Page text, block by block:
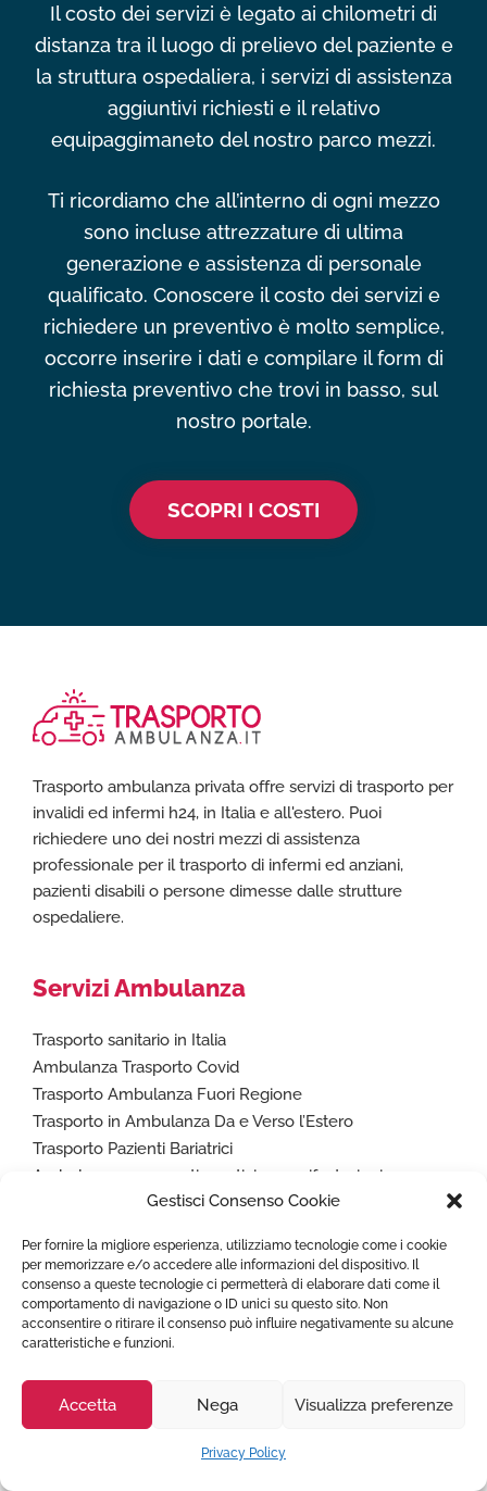
Gestisci Consenso Cookie
Per fornire la migliore esperienza, utilizziamo tecnologie come i cookie
per memorizzare e/o accedere alle informazioni del dispositivo. Il
consenso a queste tecnologie ci permetterà di elaborare dati come il
comportamento di navigazione o ID unici su questo sito. Non
acconsentire o ritirare il consenso può influire negativamente su alcune
caratteristiche e funzioni.
Accetta Nega Visualizza preferenze
Privacy Policy
Il costo dei servizi è legato ai chilometri di
distanza tra il luogo di prelievo del paziente e
la struttura ospedaliera, i servizi di assistenza
aggiuntivi richiesti e il relativo
equipaggimaneto del nostro parco mezzi.
Ti ricordiamo che all’interno di ogni mezzo
sono incluse attrezzature di ultima
generazione e assistenza di personale
qualificato. Conoscere il costo dei servizi e
richiedere un preventivo è molto semplice,
occorre inserire i dati e compilare il form di
richiesta preventivo che trovi in basso, sul
nostro portale.
SCOPRI I COSTI
Trasporto ambulanza privata offre servizi di trasporto per
invalidi ed infermi h24, in Italia e all'estero. Puoi
richiedere uno dei nostri mezzi di assistenza
professionale per il trasporto di infermi ed anziani,
pazienti disabili o persone dimesse dalle strutture
ospedaliere.
Servizi Ambulanza
Trasporto sanitario in Italia
Ambulanza Trasporto Covid
Trasporto Ambulanza Fuori Regione
Trasporto in Ambulanza Da e Verso l’Estero
Trasporto Pazienti Bariatrici
Ambulanze per eventi sportivi e manifestazioni
Rimpatrio Sanitario Italia
Naviga
FAQ
Costo Servizio Ambulanza Privata